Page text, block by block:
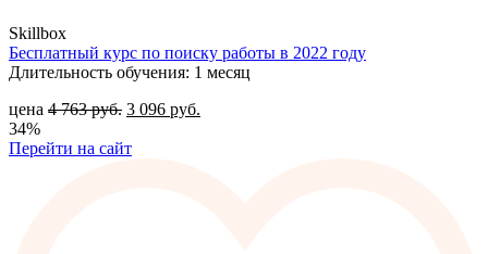
Skillbox
Бесплатный курс по поиску работы в 2022 году
Длительность обучения: 1 месяц
цена 4 763руб. 3 096 руб.
34%
Перейти на сайт